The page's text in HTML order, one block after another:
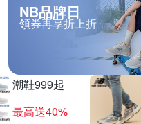
NB品牌日
領券再享折上折
潮鞋999起
最高送40%